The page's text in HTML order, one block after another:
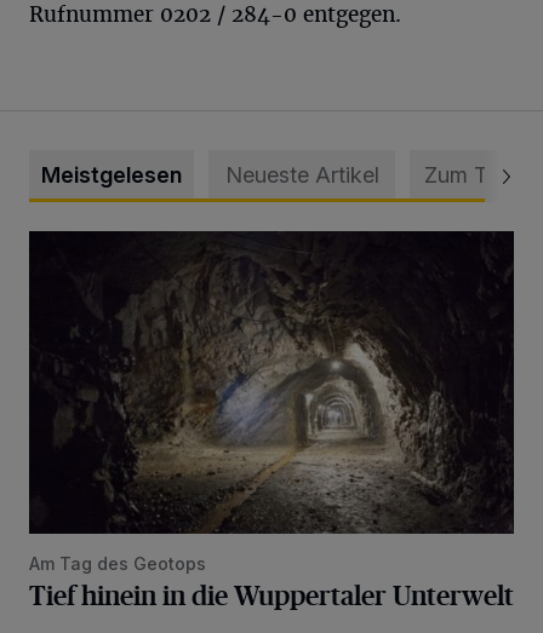
Rufnummer 0202 / 284-0 entgegen.
Meistgelesen Neueste Artikel Zum Thema
Am Tag des Geotops
Tief hinein in die Wuppertaler Unterwelt